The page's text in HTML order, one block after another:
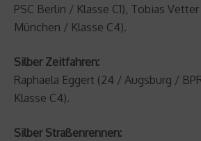
PSC Berlin / Klasse C1), Tobias
München / Klasse C4).
Silber Zeitfahren:
Raphaela Eggert (24 / Augsburg /
Klasse C4).
Silber Straßenrennen: